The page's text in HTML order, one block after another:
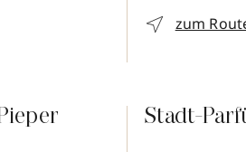
zum
Stadt-